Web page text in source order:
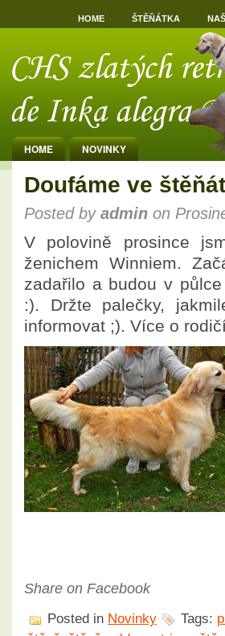
HOME ŠTĚŇÁTKA
HOME NOVINKY
Doufáme ve
Posted by admin on
V polovině prosince
ženichem Winniem.
zadařilo a budou v
:). Držte palečky,
informovat ;). Více o
Share on Facebook
Posted in Novinky Tags: